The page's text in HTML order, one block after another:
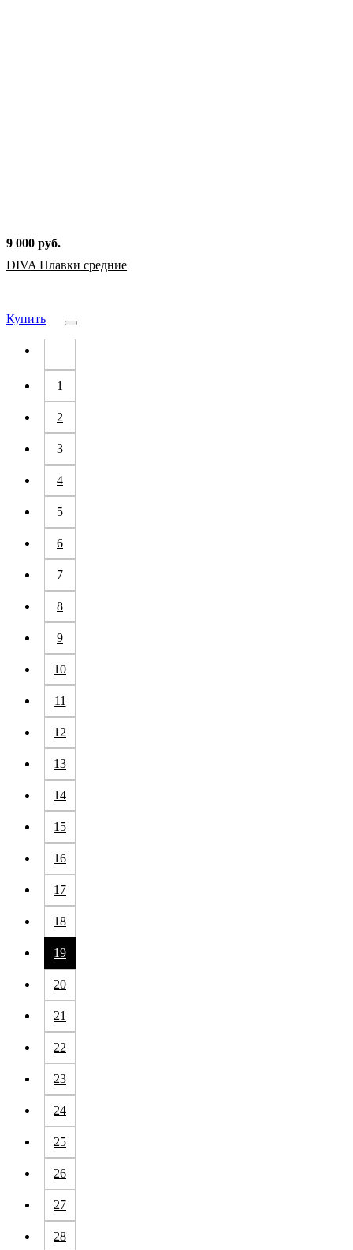
9 000 руб.
DIVA Плавки средние
Купить
1
2
3
4
5
6
7
8
9
10
11
12
13
14
15
16
17
18
19
20
21
22
23
24
25
26
27
28